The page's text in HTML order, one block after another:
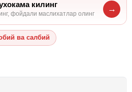
килинг
фойдали маслихатлар олинг
→
ва салбий